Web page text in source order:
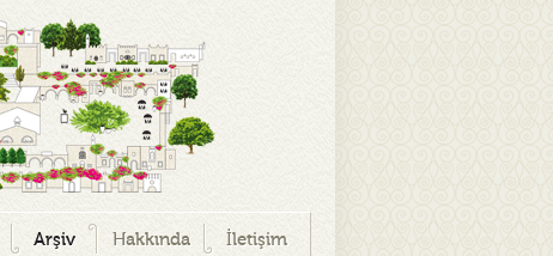
Arşiv Hakkında İletişim